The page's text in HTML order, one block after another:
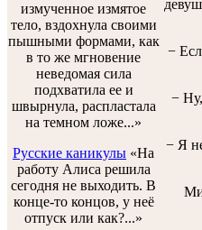
измученное измятое
тело, вздохнула своими
пышными формами, как
в то же мгновение
неведомая сила
подхватила ее и
швырнула, распластала
на темном ложе...»
Русские каникулы «На
работу Алиса решила
сегодня не выходить. В
конце-то концов, у неё
отпуск или как?...»
−
−
− Я